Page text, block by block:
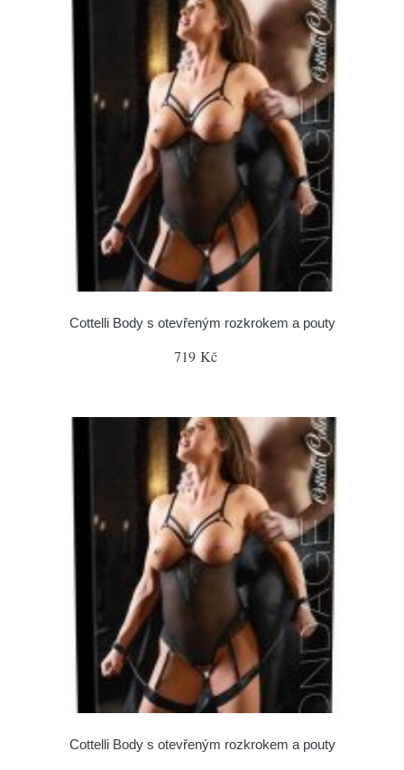
Cottelli Body s otevřeným rozkrokem a pouty
719 Kč
Cottelli Body s otevřeným rozkrokem a pouty